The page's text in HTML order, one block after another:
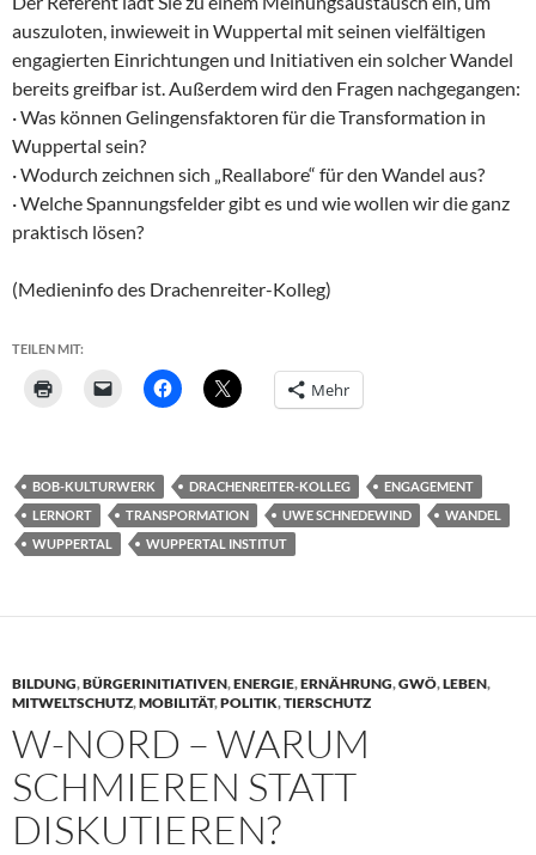
auszuloten, inwieweit in Wuppertal mit seinen vielfältigen
engagierten Einrichtungen und Initiativen ein solcher Wandel
bereits greifbar ist. Außerdem wird den Fragen nachgegangen:
· Was können Gelingensfaktoren für die Transformation in
Wuppertal sein?
· Wodurch zeichnen sich „Reallabore“ für den Wandel aus?
· Welche Spannungsfelder gibt es und wie wollen wir die ganz
praktisch lösen?
(Medieninfo des Drachenreiter-Kolleg)
TEILEN MIT:
Mehr
BOB-KULTURWERK DRACHENREITER-KOLLEG
ENGAGEMENT
LERNORT
TRANSPORMATION UWE SCHNEDEWIND
WANDEL
WUPPERTAL
WUPPERTAL INSTITUT
BILDUNG,BÜRGERINITIATIVEN,ENERGIE,ERNÄHRUNG,GWÖ,LEBEN,
MITWELTSCHUTZ,MOBILITÄT,POLITIK,TIERSCHUTZ
W-NORD – WARUM
SCHMIEREN STATT
DISKUTIEREN?